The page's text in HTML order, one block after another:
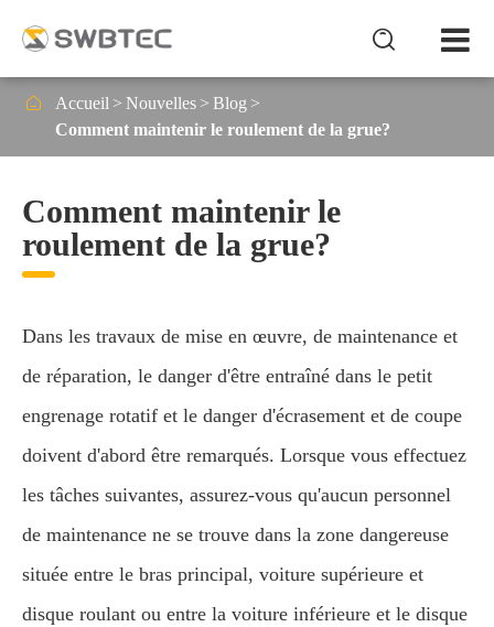

 Accueil Nouvelles
Blog
Comment maintenir le roulement de la grue?
Comment maintenir le
roulement de la grue?
Dans les travaux de mise en œuvre, de maintenance et
de réparation, le danger d'être entraîné dans le petit
engrenage rotatif et le danger d'écrasement et de coupe
doivent d'abord être remarqués. Lorsque vous effectuez
les tâches suivantes, assurez-vous qu'aucun personnel
de maintenance ne se trouve dans la zone dangereuse
située entre le bras principal, voiture supérieure et
disque roulant ou entre la voiture inférieure et le disque